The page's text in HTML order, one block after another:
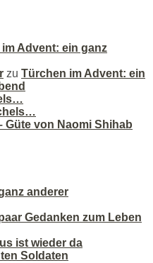
Advent: ein ganz
zu Türchen im Advent: ein
Güte von Naomi Shihab
anderer
Gedanken zum Leben
ist wieder da
Soldaten